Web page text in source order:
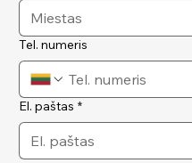
Tel. numeris
El. paštas *